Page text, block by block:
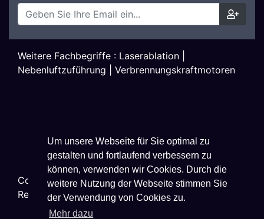
Um unsere Webseite für Sie optimal zu
gestalten und fortlaufend verbessern zu
können, verwenden wir Cookies. Durch die
weitere Nutzung der Webseite stimmen Sie
der Verwendung von Cookies zu.
Mehr dazu
Weitere Fachbegriffe : Laserablation
Nebenluftzuführung
Verbrennungskraftmotoren
Copyright © 2026Techniklexikon.net - All Rights
Reserved.